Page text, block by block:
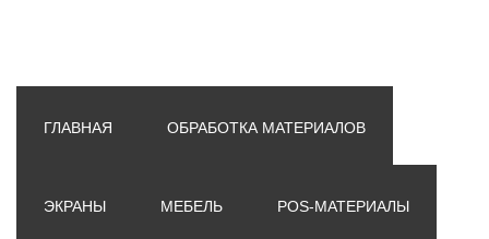
ГЛАВНАЯ ОБРАБОТКА МАТЕРИАЛОВ
ЭКРАНЫ МЕБЕЛЬ POS-МАТЕРИАЛЫ